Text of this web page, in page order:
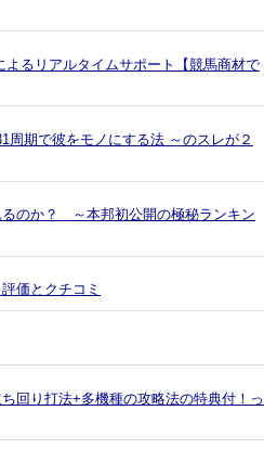
るリアルタイムサポート【競馬商材で
期で彼をモノにする法 ～のスレが２
のか？ ～本邦初公開の極秘ランキン
価とクチコミ
回り打法+多機種の攻略法の特典付！っ